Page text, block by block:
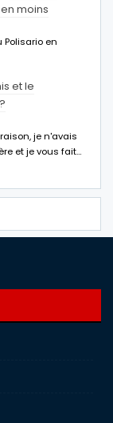
moins
en
et le
je n'avais
et je vous fait…